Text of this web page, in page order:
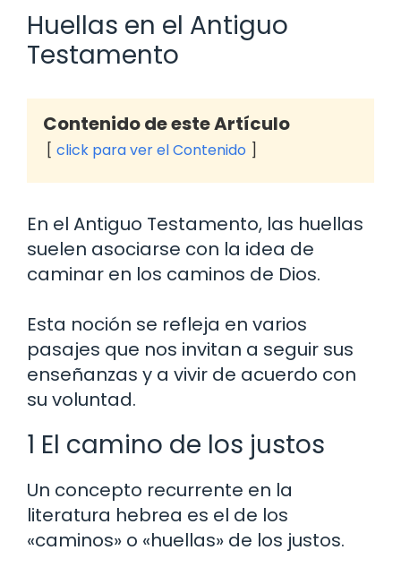
Huellas en el Antiguo
Testamento
Contenido de este Artículo
click para ver el Contenido
En el Antiguo Testamento, las huellas
suelen asociarse con la idea de
caminar en los caminos de Dios.
Esta noción se refleja en varios
pasajes que nos invitan a seguir sus
enseñanzas y a vivir de acuerdo con
su voluntad.
1 El camino de los justos
Un concepto recurrente en la
literatura hebrea es el de los
«caminos» o «huellas» de los justos.